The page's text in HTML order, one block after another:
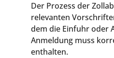
Der Prozess der
relevanten
dem die Einfuhr oder
Anmeldung muss
enthalten.